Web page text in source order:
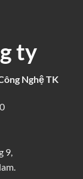
ty
Nghệ TK
9,